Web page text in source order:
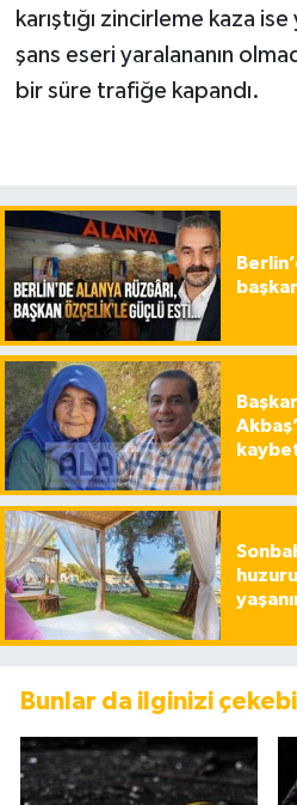
karıştığı zincirleme kaza
şans eseri yaralananın
bir süre trafiğe kapandı.
Bunlar da ilginizi